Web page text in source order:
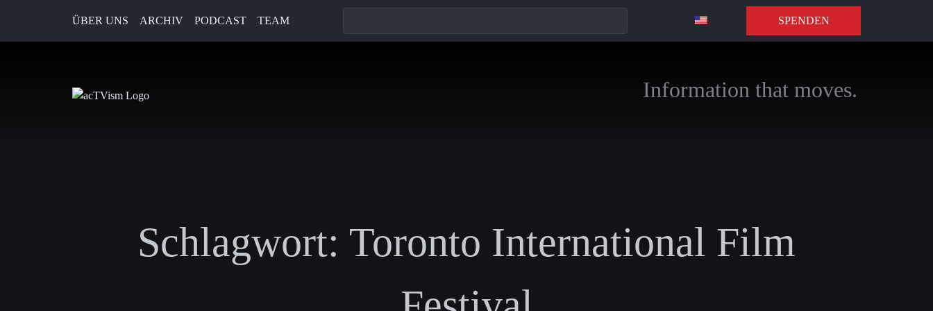
ÜBER UNS ARCHIV PODCAST TEAM SPENDEN
Information that moves.
Schlagwort: Toronto International Film